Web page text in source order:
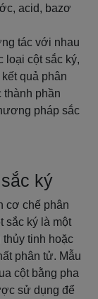
acid, bazơ
tác với nhau
loại cột sắc ký,
quả phân
thành phần
pháp sắc
ký
cơ chế phân
sắc ký là một
tinh hoặc
phân tử. Mẫu
cột bằng pha
sử dụng để